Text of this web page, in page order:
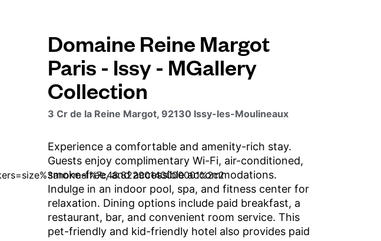
Domaine Reine Margot
Paris - Issy - MGallery
Collection
3 Cr de la Reine Margot, 92130 Issy-les-Moulineaux
Experience a comfortable and amenity-rich stay.
Guests enjoy complimentary Wi-Fi, air-conditioned,
smoke-free, and accessible accommodations.
Indulge in an indoor pool, spa, and fitness center for
relaxation. Dining options include paid breakfast, a
restaurant, bar, and convenient room service. This
pet-friendly and kid-friendly hotel also provides paid